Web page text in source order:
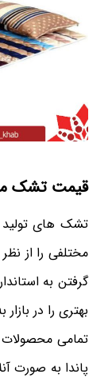
قیمت تشک
تشک های تولید
مختلفی را از
گرفتن به
بهتری را در
تمامی محصولات
پاندا به صورت